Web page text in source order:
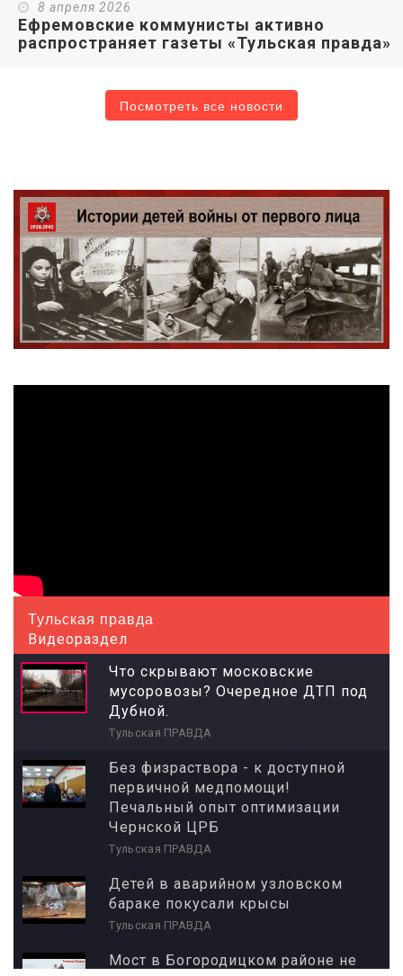
8 апреля 2026
Ефремовские коммунисты активно
распространяет газеты «Тульская правда»
Посмотреть все новости
Тульская правда
Видеораздел
Что скрывают московские
мусоровозы? Очередное ДТП под
Дубной.
Тульская ПРАВДА
Без физраствора - к доступной
первичной медпомощи!
Печальный опыт оптимизации
Чернской ЦРБ
Тульская ПРАВДА
Детей в аварийном узловском
бараке покусали крысы
Тульская ПРАВДА
Мост в Богородицком районе не